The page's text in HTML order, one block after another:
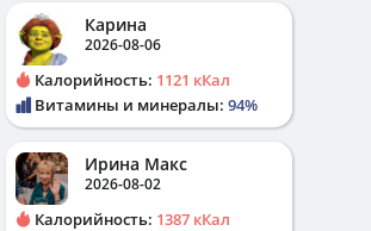
Карина
2026-08-06
Калорийность: 1121 кКал
Витамины и минералы: 94%
Ирина Макс
2026-08-02
Калорийность: 1387 кКал